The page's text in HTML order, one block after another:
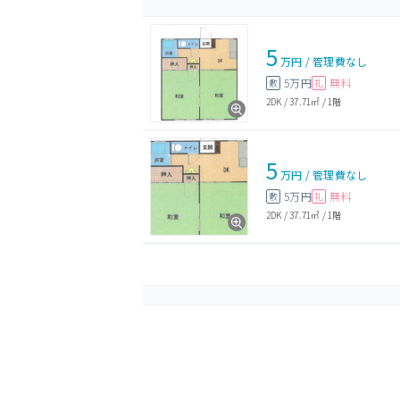
5 万円 /管理費なし
敷 5万円 礼 無料
2DK /37.71㎡ / 1階
5 万円 /管理費なし
敷 5万円 礼 無料
2DK /37.71㎡ / 1階